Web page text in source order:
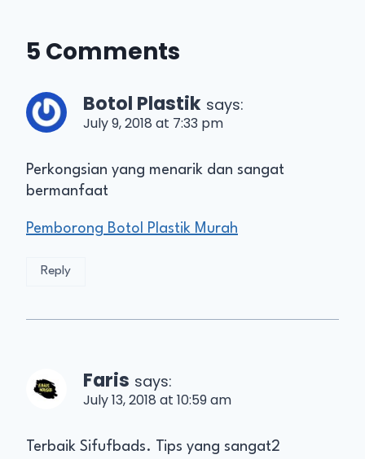
5 Comments
Botol Plastik says:
July 9, 2018 at 7:33 pm
Perkongsian yang menarik dan sangat
bermanfaat
Pemborong Botol Plastik Murah
Reply
Faris says:
July 13, 2018 at 10:59 am
Terbaik Sifufbads. Tips yang sangat2